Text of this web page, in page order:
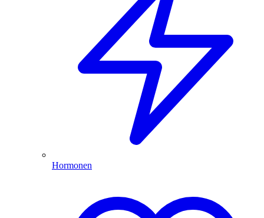
Hormonen